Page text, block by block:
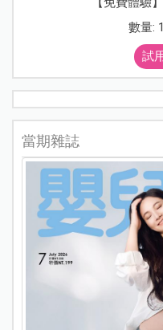
數量:
試
當期雜誌